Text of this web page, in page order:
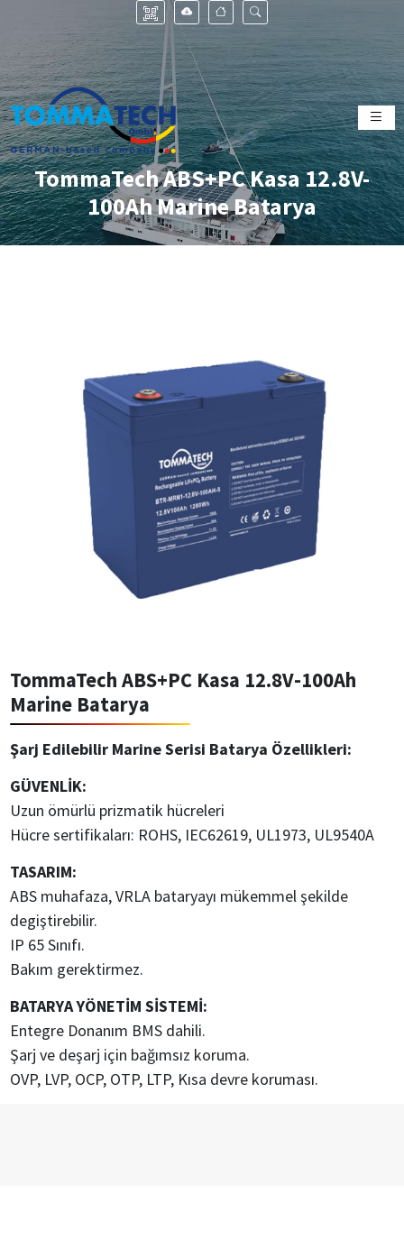
TommaTech ABS+PC Kasa 12.8V-
100Ah Marine Batarya
TommaTech ABS+PC Kasa 12.8V-100Ah
Marine Batarya
Şarj Edilebilir Marine Serisi Batarya Özellikleri:
GÜVENLİK:
Uzun ömürlü prizmatik hücreleri
Hücre sertifikaları: ROHS, IEC62619, UL1973, UL9540A
TASARIM:
ABS muhafaza, VRLA bataryayı mükemmel şekilde
degiştirebilir.
IP 65 Sınıfı.
Bakım gerektirmez.
BATARYA YÖNETİM SİSTEMİ:
Entegre Donanım BMS dahili.
Şarj ve deşarj için bağımsız koruma.
OVP, LVP, OCP, OTP, LTP, Kısa devre koruması.